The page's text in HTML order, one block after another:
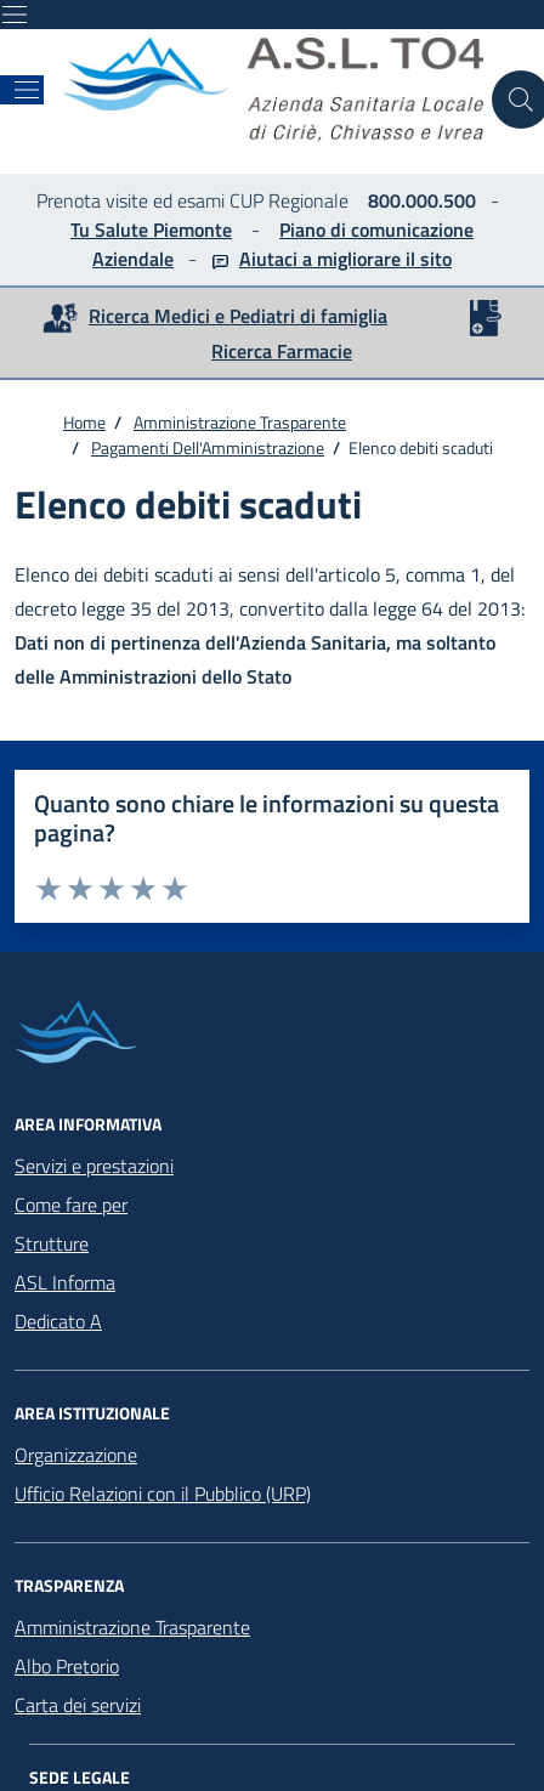
Prenota visite ed esami CUP Regionale 800.000.500-
Tu Salute Piemonte - Piano di comunicazione
Aziendale - Aiutaci a migliorare il sito
Ricerca Medici e Pediatri di famiglia
Ricerca Farmacie
Home / Amministrazione Trasparente
/ Pagamenti Dell'Amministrazione / Elenco debiti scaduti
Elenco debiti scaduti
Elenco dei debiti scaduti ai sensi dell'articolo 5, comma 1, del
decreto legge 35 del 2013, convertito dalla legge 64 del 2013:
Dati non di pertinenza dell'Azienda Sanitaria, ma soltanto
delle Amministrazioni dello Stato
Quanto sono chiare le informazioni su questa
pagina?
Valuta da 1 a 5 stelle la pagina
Valuta 5 stelle su 5
Valuta 4 stelle su 5
Valuta 3 stelle su 5
Valuta 2 stelle su 5
Valuta 1 stelle su 5
AREA INFORMATIVA
Servizi e prestazioni
Come fare per
Strutture
ASL Informa
Dedicato A
AREA ISTITUZIONALE
Organizzazione
Ufficio Relazioni con il Pubblico (URP)
TRASPARENZA
Amministrazione Trasparente
Albo Pretorio
Carta dei servizi
SEDE LEGALE